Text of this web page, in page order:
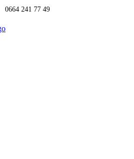
0664 241 77 49